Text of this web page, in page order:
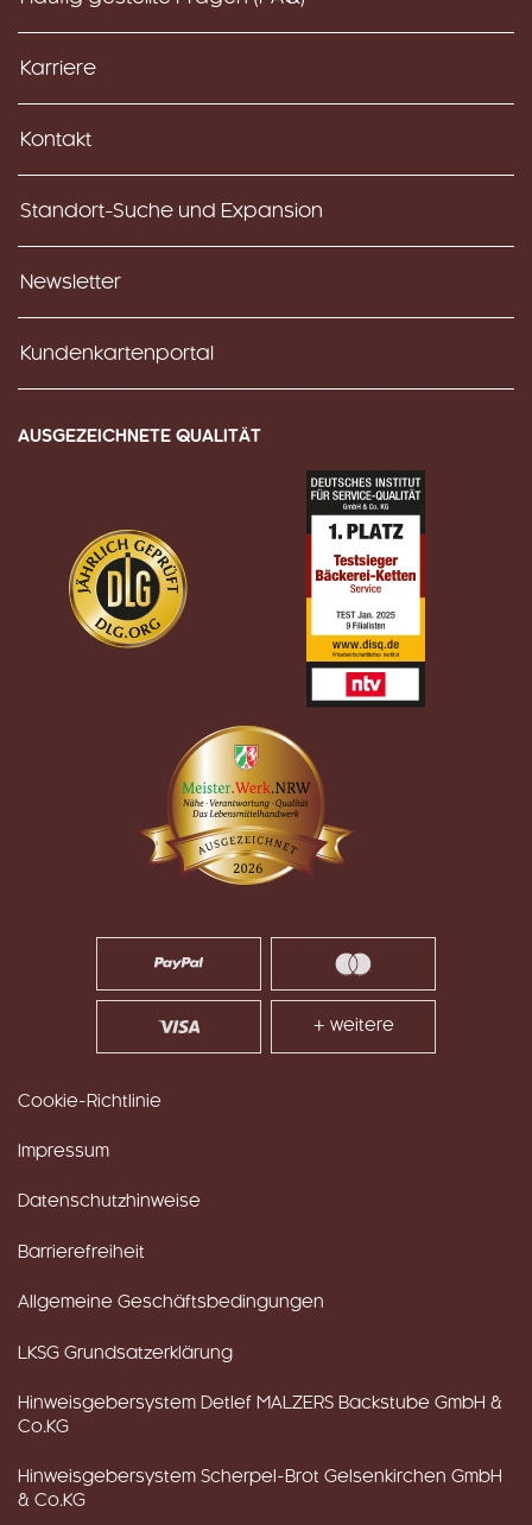
Karriere
Kontakt
Standort-Suche und Expansion
Newsletter
Kundenkartenportal
AUSGEZEICHNETE QUALITÄT
+ weitere
Cookie-Richtlinie
Impressum
Datenschutzhinweise
Barrierefreiheit
Allgemeine Geschäftsbedingungen
LKSG Grundsatzerklärung
Hinweisgebersystem Detlef MALZERS Backstube GmbH &
Co.KG
Hinweisgebersystem Scherpel-Brot Gelsenkirchen GmbH
& Co.KG